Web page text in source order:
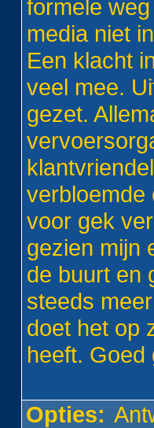
formele
media niet
Een klacht
veel mee.
gezet.
verbloemde
voor gek
gezien mijn
de buurt en
steeds
doet het op
heeft. Goed
Opties: